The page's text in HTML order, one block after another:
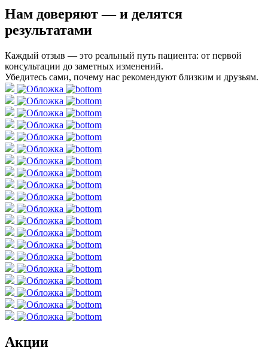
Нам доверяют— и делятся
результатами
Каждый отзыв — это реальный путь пациента: от первой
консультации до заметных изменений.
Убедитесь сами, почему нас рекомендуют близким и друзьям.
Акции